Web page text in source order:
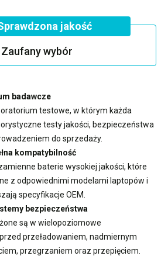
jakość
Zaufany wybór
badawcze
testowe, w którym każda
testy jakości, bezpieczeństwa
do sprzedaży.
kompatybilność
baterie wysokiej jakości, które
z odpowiednimi modelami laptopów i
specyfikacje OEM.
bezpieczeństwa
są w wielopoziomowe
przeładowaniem, nadmiernym
przegrzaniem oraz przepięciem.